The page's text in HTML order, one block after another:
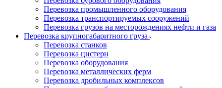
Перевозка промышленного оборудования
Перевозка транспортируемых сооружений
Перевозка грузов на месторождениях нефти и газа
Перевозка крупногабаритного груза
Перевозка станков
Перевозка цистерн
Перевозка оборудования
Перевозка металлических ферм
Перевозка дробильных комплексов